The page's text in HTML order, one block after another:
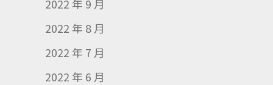
2022 年 9 月
2022 年 8 月
2022 年 7 月
2022 年 6 月